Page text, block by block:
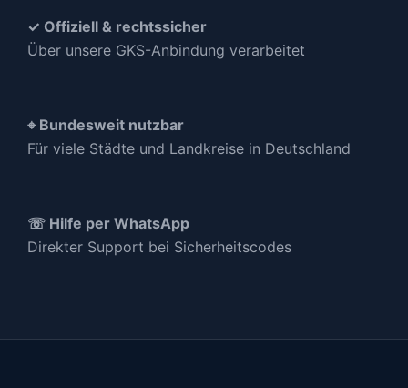
✓ Offiziell & rechtssicher
Über unsere GKS-Anbindung verarbeitet
⌖ Bundesweit nutzbar
Für viele Städte und Landkreise in Deutschland
☏ Hilfe per WhatsApp
Direkter Support bei Sicherheitscodes